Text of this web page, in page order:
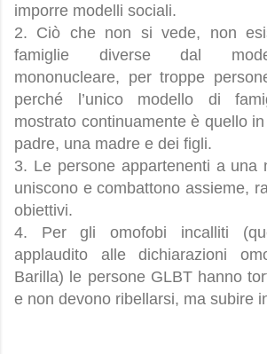
imporre modelli sociali.
2. Ciò che non si vede, non
famiglie diverse dal
mononucleare, per troppe
perché l’unico modello di
mostrato continuamente è quello
padre, una madre e dei figli.
3. Le persone appartenenti a una
uniscono e combattono assieme,
obiettivi.
4. Per gli omofobi incalliti
applaudito alle dichiarazioni
Barilla) le persone GLBT hanno
e non devono ribellarsi, ma subire